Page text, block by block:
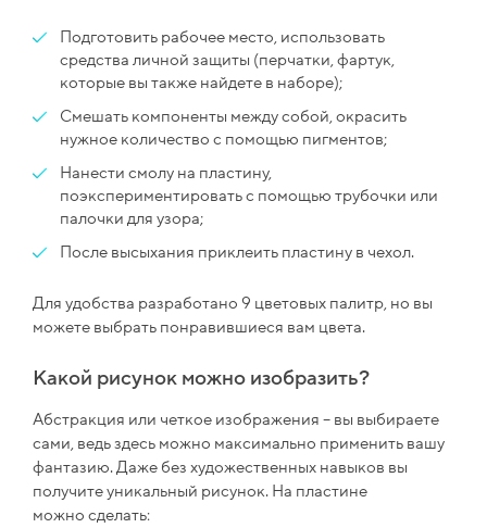
Подготовить рабочее место, использовать
средства личной защиты (перчатки, фартук,
которые вы также найдете в наборе);
Смешать компоненты между собой, окрасить
нужное количество с помощью пигментов;
Нанести смолу на пластину,
поэкспериментировать с помощью трубочки или
палочки для узора;
После высыхания приклеить пластину в чехол.
Для удобства разработано 9 цветовых палитр, но вы
можете выбрать понравившиеся вам цвета.
Какой рисунок можно изобразить?
Абстракция или четкое изображения – вы выбираете
сами, ведь здесь можно максимально применить вашу
фантазию. Даже без художественных навыков вы
получите уникальный рисунок. На пластине
можно сделать: